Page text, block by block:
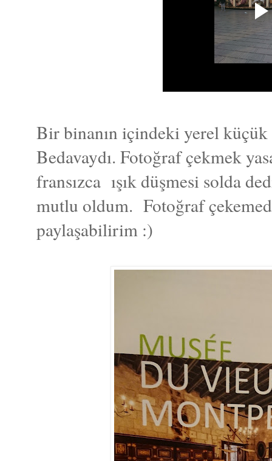
Bir binanın içindeki yerel
Bedavaydı. Fotoğraf çekmek
fransızca ışık düşmesi solda
mutlu oldum. Fotoğraf
paylaşabilirim :)